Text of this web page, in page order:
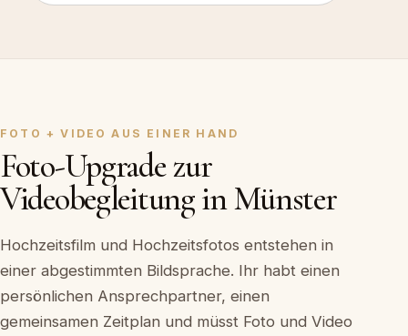
FOTO + VIDEO AUS EINER HAND
Foto-Upgrade zur
Videobegleitung in Münster
Hochzeitsfilm und Hochzeitsfotos entstehen in
einer abgestimmten Bildsprache. Ihr habt einen
persönlichen Ansprechpartner, einen
gemeinsamen Zeitplan und müsst Foto und Video